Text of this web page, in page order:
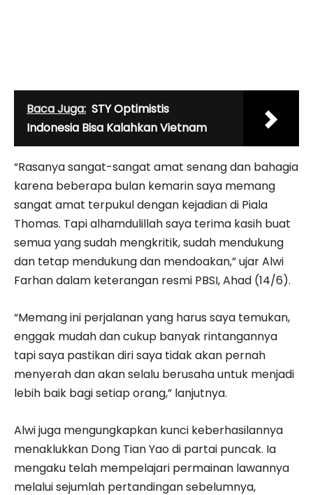
Baca Juga: STY Optimistis
Indonesia Bisa Kalahkan Vietnam
“Rasanya sangat-sangat amat senang dan bahagia
karena beberapa bulan kemarin saya memang
sangat amat terpukul dengan kejadian di Piala
Thomas. Tapi alhamdulillah saya terima kasih buat
semua yang sudah mengkritik, sudah mendukung
dan tetap mendukung dan mendoakan,” ujar Alwi
Farhan dalam keterangan resmi PBSI, Ahad (14/6).
“Memang ini perjalanan yang harus saya temukan,
enggak mudah dan cukup banyak rintangannya
tapi saya pastikan diri saya tidak akan pernah
menyerah dan akan selalu berusaha untuk menjadi
lebih baik bagi setiap orang,” lanjutnya.
Alwi juga mengungkapkan kunci keberhasilannya
menaklukkan Dong Tian Yao di partai puncak. Ia
mengaku telah mempelajari permainan lawannya
melalui sejumlah pertandingan sebelumnya,